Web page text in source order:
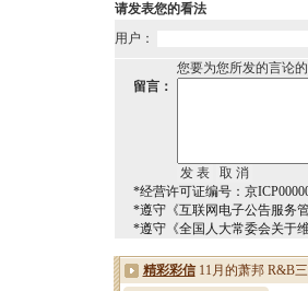
请发表您的看法
用户：
您要为您所发的言论
留言：
*经营许可证编号：京
*遵守《互联网电子公告服务
*遵守《全国人大常委会关于